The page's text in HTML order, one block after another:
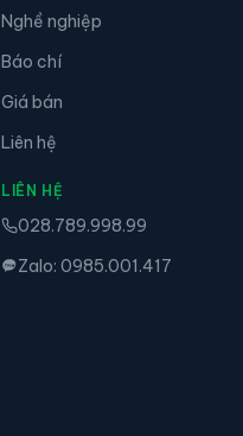
Nghề nghiệp
Báo chí
Giá bán
Liên hệ
LIÊN HỆ
028.789.998.99
Zalo: 0985.001.417